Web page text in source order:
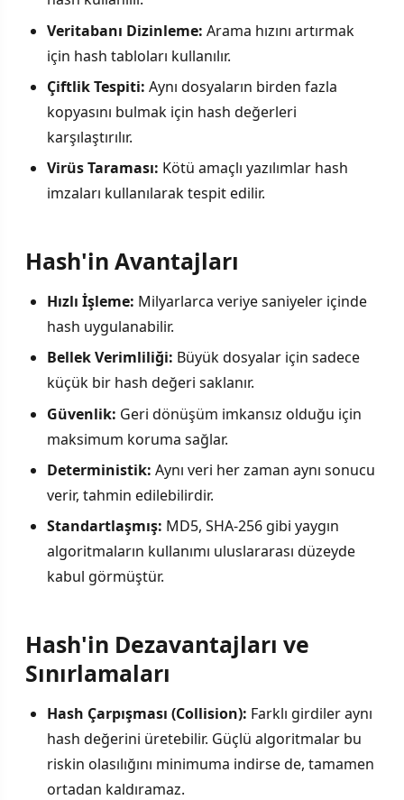
Veritabanı Dizinleme: Arama hızını artırmak
için hash tabloları kullanılır.
Çiftlik Tespiti: Aynı dosyaların birden fazla
kopyasını bulmak için hash değerleri
karşılaştırılır.
Virüs Taraması: Kötü amaçlı yazılımlar hash
imzaları kullanılarak tespit edilir.
Hash'in Avantajları
Hızlı İşleme: Milyarlarca veriye saniyeler içinde
hash uygulanabilir.
Bellek Verimliliği: Büyük dosyalar için sadece
küçük bir hash değeri saklanır.
Güvenlik: Geri dönüşüm imkansız olduğu için
maksimum koruma sağlar.
Deterministik: Aynı veri her zaman aynı sonucu
verir, tahmin edilebilirdir.
Standartlaşmış: MD5, SHA-256 gibi yaygın
algoritmaların kullanımı uluslararası düzeyde
kabul görmüştür.
Hash'in Dezavantajları ve
Sınırlamaları
Hash Çarpışması (Collision): Farklı girdiler aynı
hash değerini üretebilir. Güçlü algoritmalar bu
riskin olasılığını minimuma indirse de, tamamen
ortadan kaldıramaz.